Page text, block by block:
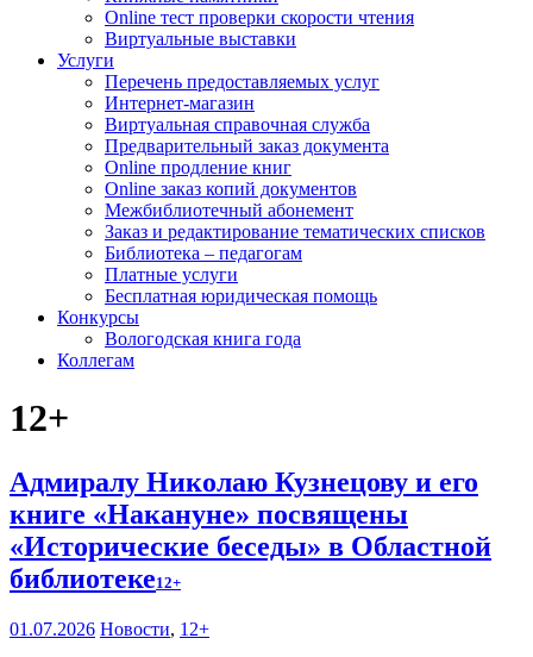
Online тест проверки скорости чтения
Виртуальные выставки
Услуги
Перечень предоставляемых услуг
Интернет-магазин
Виртуальная справочная служба
Предварительный заказ документа
Online продление книг
Online заказ копий документов
Межбиблиотечный абонемент
Заказ и редактирование тематических списков
Библиотека – педагогам
Платные услуги
Бесплатная юридическая помощь
Конкурсы
Вологодская книга года
Коллегам
12+
Адмиралу Николаю Кузнецову и его
книге «Накануне» посвящены
«Исторические беседы» в Областной
библиотеке12+
01.07.2026 Новости, 12+